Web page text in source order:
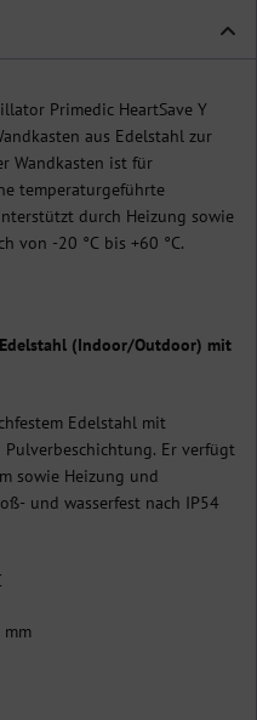
Primedic HeartSave Y
aus Edelstahl zur
Wandkasten ist für
temperaturgeführte
durch Heizung sowie
von -20 °C bis +60 °C.
(Indoor/Outdoor) mit
Edelstahl mit
Pulverbeschichtung. Er verfügt
sowie Heizung und
und wasserfest nach IP54
mm